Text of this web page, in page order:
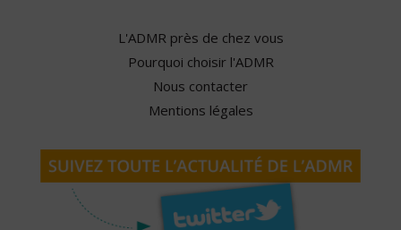
L'ADMR près de chez vous
Pourquoi choisir l'ADMR
Nous contacter
Mentions légales